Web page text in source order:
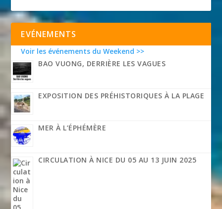
EVÉNEMENTS
Voir les événements du Weekend >>
BAO VUONG, DERRIÈRE LES VAGUES
EXPOSITION DES PRÉHISTORIQUES À LA PLAGE
MER À L’ÉPHÉMÈRE
CIRCULATION À NICE DU 05 AU 13 JUIN 2025